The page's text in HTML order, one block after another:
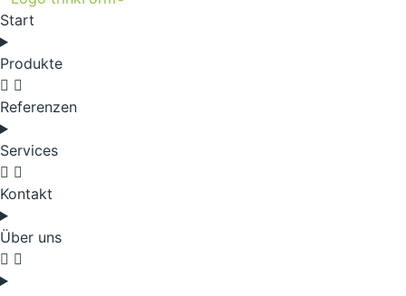
Start
Produkte
Referenzen
Services
Kontakt
Über uns